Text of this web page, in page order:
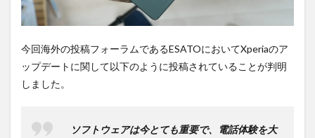
る。
3
PR)
購入
は待
ち時
ライ
今回海外の投稿フォーラムであるESATOにおいてXperiaのア
ップデートに関して以下のように投稿されていることが判明
しました。
ソフトウェアは今とても重要で、電話体験を大